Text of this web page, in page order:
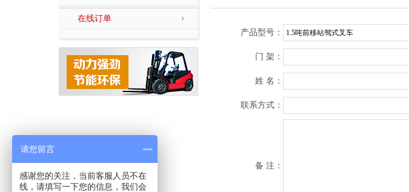
在线订单
产品型号：
门 架：
姓 名：
联系方式：
备 注：
请您留言
感谢您的关注，当前客服人员不在
线，请填写一下您的信息，我们会